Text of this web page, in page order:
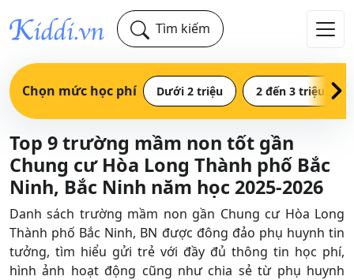
Tìm kiếm
Chọn mức học phí Dưới 2 triệu 2 đến 3 triệu
Top 9 trường mầm non tốt gần
Chung cư Hòa Long Thành phố Bắc
Ninh, Bắc Ninh năm học 2025-2026
Danh sách trường mầm non gần Chung cư Hòa Long
Thành phố Bắc Ninh, BN được đông đảo phụ huynh tin
tưởng, tìm hiểu gửi trẻ với đầy đủ thông tin học phí,
hình ảnh hoạt động cũng như chia sẻ từ phụ huynh